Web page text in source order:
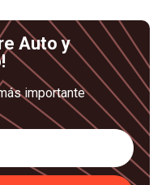
Auto y
importante